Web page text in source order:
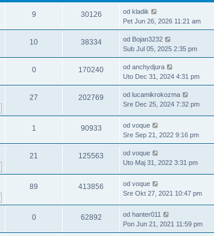
9 30126 od kladik
Pet Jun 26, 2026 11:21 am
10 38334 od Bojan3232
Sub Jul 05, 2025 2:35 pm
0 170240 od anchydjura
Uto Dec 31, 2024 4:31 pm
27 202769 od lucamikrokozma
Sre Dec 25, 2024 7:32 pm
1 90933 od voque
Sre Sep 21, 2022 9:16 pm
21 125563 od voque
Uto Maj 31, 2022 3:31 pm
89 413856 od voque
Sre Okt 27, 2021 10:47 pm
0 62892 od hanter011
Pon Jun 21, 2021 11:59 pm